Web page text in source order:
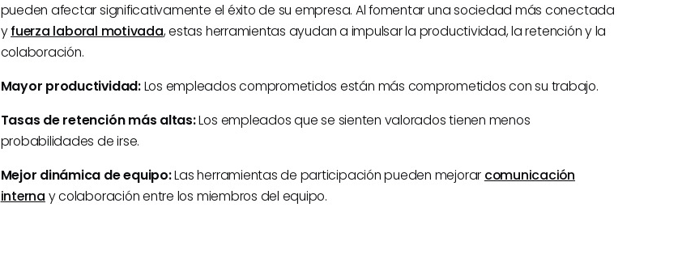
pueden afectar significativamente el éxito de su empresa. Al fomentar una sociedad más conectada
yfuerza laboral motivada, estas herramientas ayudan a impulsar la productividad, la retención y la
colaboración.
Mayor productividad:Los empleados comprometidos están más comprometidos con su trabajo.
Tasas de retención más altas:Los empleados que se sienten valorados tienen menos
probabilidades de irse.
Mejor dinámica de equipo:Las herramientas de participación pueden mejorar comunicación
interna y colaboración entre los miembros del equipo.